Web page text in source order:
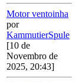
Motor ventoinha
por
KammutierSpule
[10 de
Novembro de
2025, 20:43]